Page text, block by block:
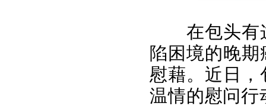
在包头有
陷困境的晚
慰藉。近日
温情的慰问行